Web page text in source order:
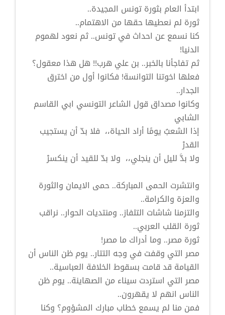
ابتدأ العام بثورة تونس المجيدة..
ثورة لم نعطيها حقها من الاهتمام..
كنا نسمع عن احداث في تونس.. ثم نعود لهموم
الدنيا!
ثم تفاجأنا بالخبر.. بن علي هرب!! هل هذا معقول؟
فعلها اخوتنا التوانسة! فكانوا أول من اخترق
الجدار..
وكانوا مصداق قول الشاعر التونسي ابي القاسم
الشابي
إذا الشعبُ يومًا أراد الحياة،، فلا بدّ أن يستجيب
القدرْ
ولا بدَّ لليل أن ينجلي،، ولا بدّ للقيد أن ينكسرْ
وانتشرت الحمى المباركة.. حمى الايمان والثورة
والعزة والكرامة..
والتزمنا شاشات التلفاز.. ومنتديات الحوار.. نراقب
ثورة القلب العربي..
ثورة مصر.. وما أدراك ما مصر!
مصر التي وقفت في وجه التتار.. يوم ظن الناس أن
القيامة قد قامت بسقوط الخلافة العباسية..
مصر التي استردت سيناء من الصهاينة.. يوم ظن
الناس انهم لا يقهرون..
فمن منا لم يسمع خطاب مبارك المشؤوم؟ وكنا